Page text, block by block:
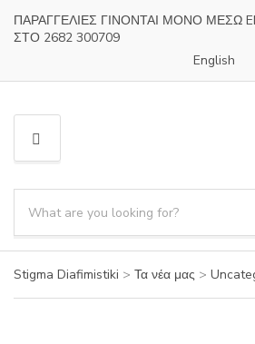
ΠΑΡΑΓΓΕΛΙΕΣ ΓΙΝΟΝΤΑΙ ΜΟΝΟ ΜΕΣΩ
ΣΤΟ 2682 300709
English
M
E
N
U
a
e
g
a
r
c
h
Stigma Diafimistiki > Τα νέα μας >